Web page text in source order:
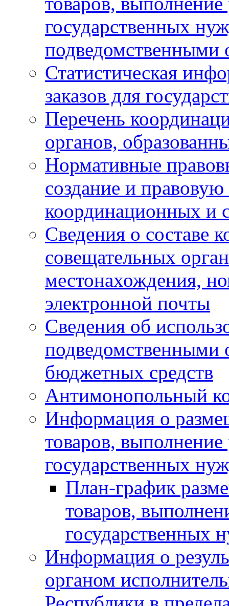
государственных
подведомственными
Статистическая
заказов для
Перечень
органов,
Нормативные
создание и
координационных и
Сведения о составе
совещательных
местонахождения,
электронной почты
Сведения об
подведомственными
бюджетных средств
Антимонопольный
Информация о
товаров, выполнение
государственных
План-график
товаров,
государственных
Информация о
органом